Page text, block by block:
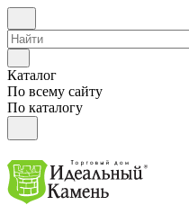
Каталог
По всему сайту
По каталогу